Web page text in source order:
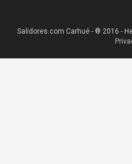
Salidores.com Carhué - ® 2016 -